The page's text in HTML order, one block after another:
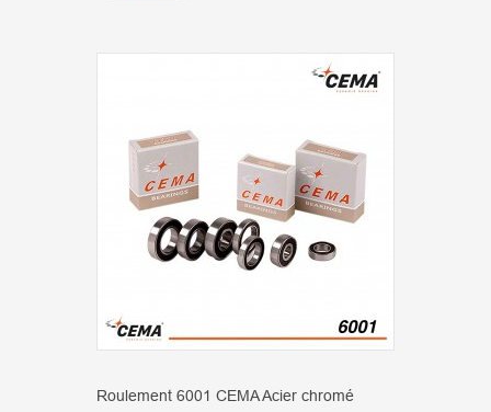
Roulement 6001 CEMA Acier chromé